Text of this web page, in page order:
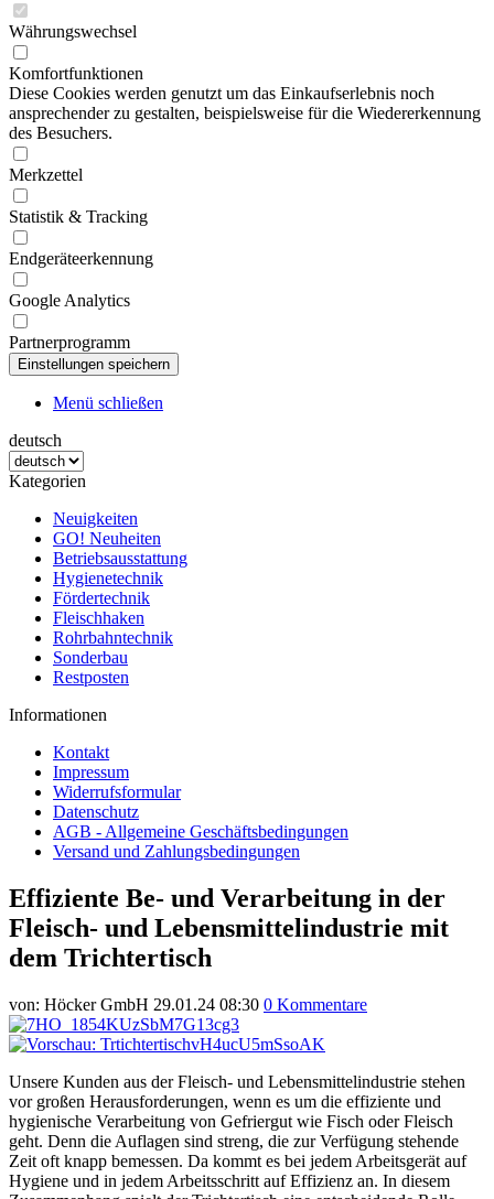
Währungswechsel
Komfortfunktionen
Diese Cookies werden genutzt um das Einkaufserlebnis noch
ansprechender zu gestalten, beispielsweise für die Wiedererkennung
des Besuchers.
Merkzettel
Statistik & Tracking
Endgeräteerkennung
Google Analytics
Partnerprogramm
Menü schließen
deutsch
Kategorien
Neuigkeiten
GO! Neuheiten
Betriebsausstattung
Hygienetechnik
Fördertechnik
Fleischhaken
Rohrbahntechnik
Sonderbau
Restposten
Informationen
Kontakt
Impressum
Widerrufsformular
Datenschutz
AGB - Allgemeine Geschäftsbedingungen
Versand und Zahlungsbedingungen
Effiziente Be- und Verarbeitung in der
Fleisch- und Lebensmittelindustrie mit
dem Trichtertisch
von: Höcker GmbH 29.01.24 08:30 0 Kommentare
Unsere Kunden aus der Fleisch- und Lebensmittelindustrie stehen
vor großen Herausforderungen, wenn es um die effiziente und
hygienische Verarbeitung von Gefriergut wie Fisch oder Fleisch
geht. Denn die Auflagen sind streng, die zur Verfügung stehende
Zeit oft knapp bemessen. Da kommt es bei jedem Arbeitsgerät auf
Hygiene und in jedem Arbeitsschritt auf Effizienz an. In diesem